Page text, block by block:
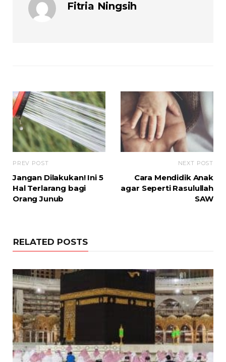
Fitria Ningsih
PREV POST
Jangan Dilakukan! Ini 5
Hal Terlarang bagi
Orang Junub
NEXT POST
Cara Mendidik Anak
agar Seperti Rasulullah
SAW
RELATED POSTS